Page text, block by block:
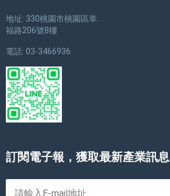
地址: 330桃園市桃園區幸
福路206號8樓
電話: 03-3466936
訂閱電子報，獲取最新產業訊息